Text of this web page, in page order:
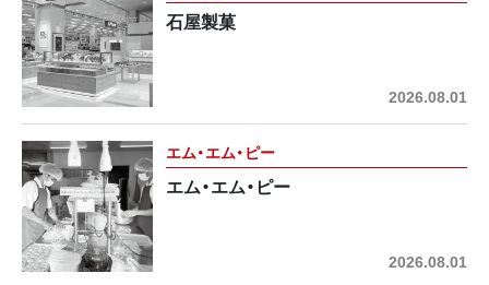
石屋製菓
2026.08.01
エム・エム・ピー
エム・エム・ピー
2026.08.01